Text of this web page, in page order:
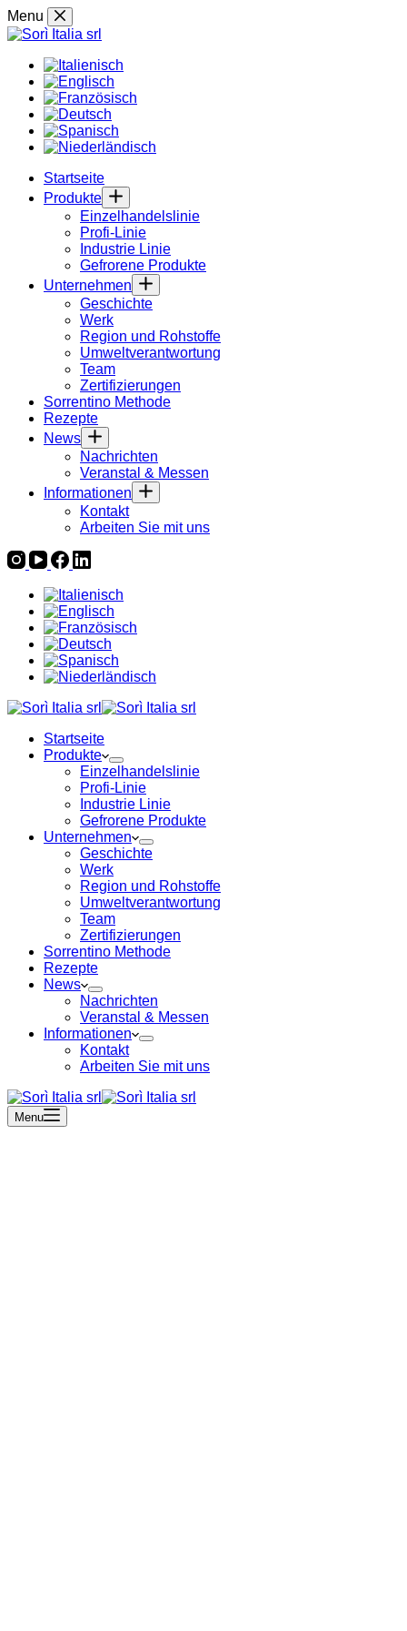
Skip
to
Menu
Startseite
Produkte
Einzelhandelslinie
Profi-Linie
Industrie Linie
Gefrorene Produkte
Unternehmen
Geschichte
Werk
Region und Rohstoffe
Umweltverantwortung
Team
Zertifizierungen
Sorrentino Methode
Rezepte
News
Nachrichten
Veranstal & Messen
Informationen
Kontakt
Arbeiten Sie mit uns
Startseite
Produkte
Einzelhandelslinie
Profi-Linie
Industrie Linie
Gefrorene Produkte
Unternehmen
Geschichte
Werk
Region und Rohstoffe
Umweltverantwortung
Team
Zertifizierungen
Sorrentino Methode
Rezepte
News
Nachrichten
Veranstal & Messen
Informationen
Kontakt
Arbeiten Sie mit uns
Menu